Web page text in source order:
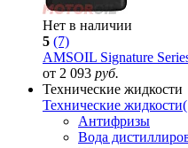
Нет в наличии
5 (7)
AMSOIL Signature
от 2 093 руб.
Технические жидкости
Технические жидкости
Антифризы
Вода